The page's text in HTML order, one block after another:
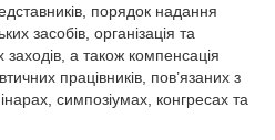
порядок надання
засобів, організація та
а також компенсація
працівників, пов’язаних з
симпозіумах, конгресах та